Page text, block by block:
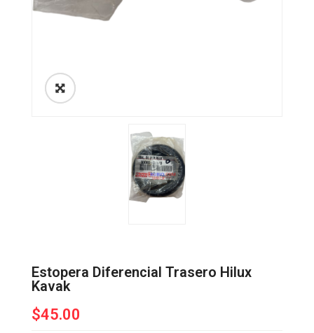
Estopera Diferencial Trasero Hilux
Kavak
$45.00